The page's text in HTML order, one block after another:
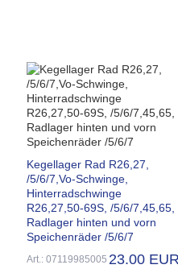
Kegellager Rad R26,27,
/5/6/7,Vo-Schwinge,
Hinterradschwinge
R26,27,50-69S, /5/6/7,45,65,
Radlager hinten und vorn
Speichenräder /5/6/7
Art.: 07119985005 23.00